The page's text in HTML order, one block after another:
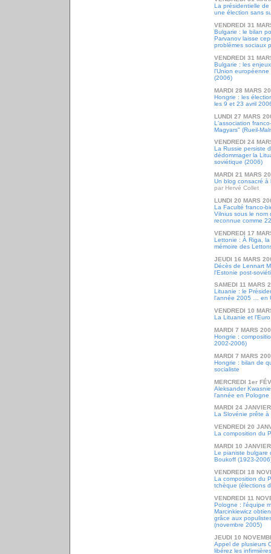
La présidentielle
une élection sans
VENDREDI 31
Bulgarie : le bilan
Parvanov laisse
problèmes sociaux
VENDREDI 31
Bulgarie : les
l'Union
(2006)
MARDI 28 MARS
Hongrie : les
les 9 et 23 avril
LUNDI 27 MARS
L'association
Magyars" (Rueil-
VENDREDI 24
La Russie persiste
dédommager la
soviétique (2006)
MARDI 21 MARS
Un blog consacré à
par Hervé Collet
LUNDI 20 MARS
La Faculté franco-
Vilnius sous le nom
reconnue comme
VENDREDI 17
Lettonie : À Riga,
mémoire des
JEUDI 16 MARS
Décès de Lennart
l'Estonie post-
SAMEDI 11 MARS
Lituanie : le
l'année 2005 … en
VENDREDI 10
La Lituanie et l'Euro
MARDI 7 MARS
Hongrie :
2002-2006)
MARDI 7 MARS
Hongrie : bilan de
socialiste
MERCREDI 1er
Aleksander
l'année en Pologne
MARDI 24
La Slovénie prête
VENDREDI 20
La composition du
MARDI 10
Le pianiste bulgare
Boukoff (1923-
VENDREDI 18
La composition du
tchèque (élections
VENDREDI 11
Pologne : l'équipe
Marcinkiewicz
grâce aux
(novembre 2005)
JEUDI 10
Appel de plusieurs
libérez les